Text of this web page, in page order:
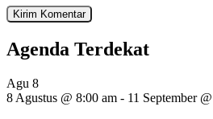
Agenda Terdekat
Agu 8
8 Agustus @ 8:00 am - 11 September